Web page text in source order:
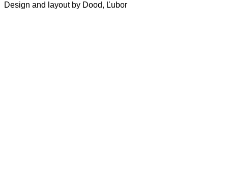
Design and layout by Dood, Ľubor